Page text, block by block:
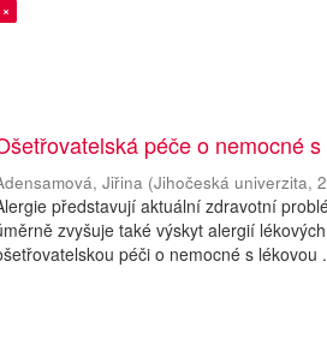
péče o nemocné
Jiřina (Jihočeská univerzita,
představují aktuální zdravotní
zvyšuje také výskyt alergií
péči o nemocné s lékovou